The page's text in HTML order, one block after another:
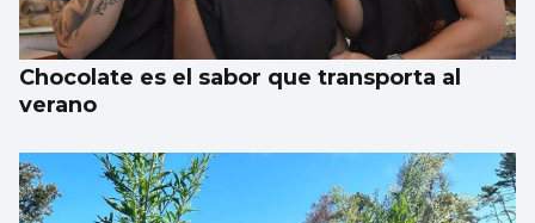
Chocolate es el sabor que transporta al
verano